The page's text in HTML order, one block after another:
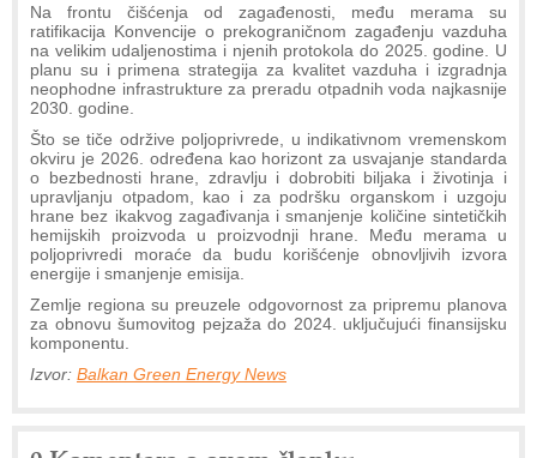
Na frontu čišćenja od zagađenosti, među merama su
ratifikacija Konvencije o prekograničnom zagađenju vazduha
na velikim udaljenostima i njenih protokola do 2025. godine. U
planu su i primena strategija za kvalitet vazduha i izgradnja
neophodne infrastrukture za preradu otpadnih voda najkasnije
2030. godine.
Što se tiče održive poljoprivrede, u indikativnom vremenskom
okviru je 2026. određena kao horizont za usvajanje standarda
o bezbednosti hrane, zdravlju i dobrobiti biljaka i životinja i
upravljanju otpadom, kao i za podršku organskom i uzgoju
hrane bez ikakvog zagađivanja i smanjenje količine sintetičkih
hemijskih proizvoda u proizvodnji hrane. Među merama u
poljoprivredi moraće da budu korišćenje obnovljivih izvora
energije i smanjenje emisija.
Zemlje regiona su preuzele odgovornost za pripremu planova
za obnovu šumovitog pejzaža do 2024. uključujući finansijsku
komponentu.
Izvor: Balkan Green Energy News